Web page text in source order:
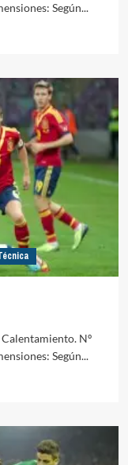
Según...
Nº
Según...